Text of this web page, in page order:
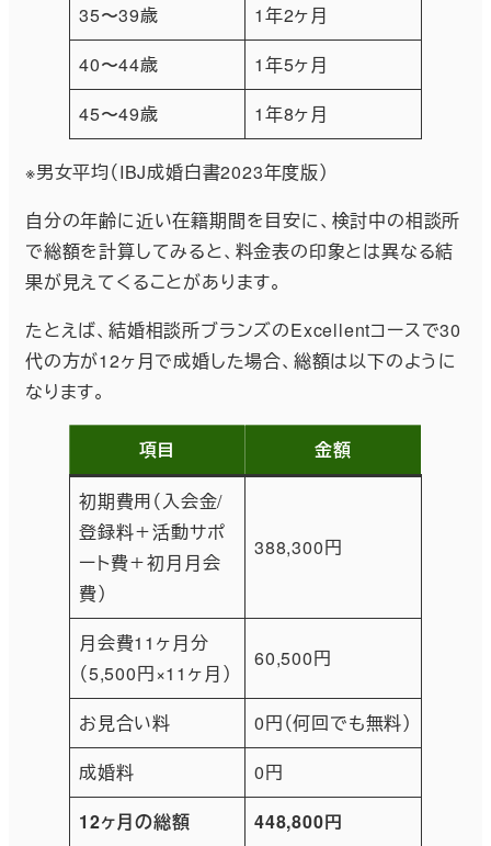
35〜39歳
1年2ヶ月
40〜44歳
1年5ヶ月
45〜49歳
1年8ヶ月
※男女平均（IBJ成婚白書2023年度版）
自分の年齢に近い在籍期間を目安に、検討中の相談所
で総額を計算してみると、料金表の印象とは異なる結
果が見えてくることがあります。
たとえば、結婚相談所ブランズのExcellentコースで30
代の方が12ヶ月で成婚した場合、総額は以下のように
なります。
項目 金額
初期費用（入会金/
登録料＋活動サポ
ート費＋初月月会
費）
388,300円
月会費11ヶ月分
（5,500円×11ヶ月）
60,500円
お見合い料
0円（何回でも無料）
成婚料
0円
12ヶ月の総額
448,800円